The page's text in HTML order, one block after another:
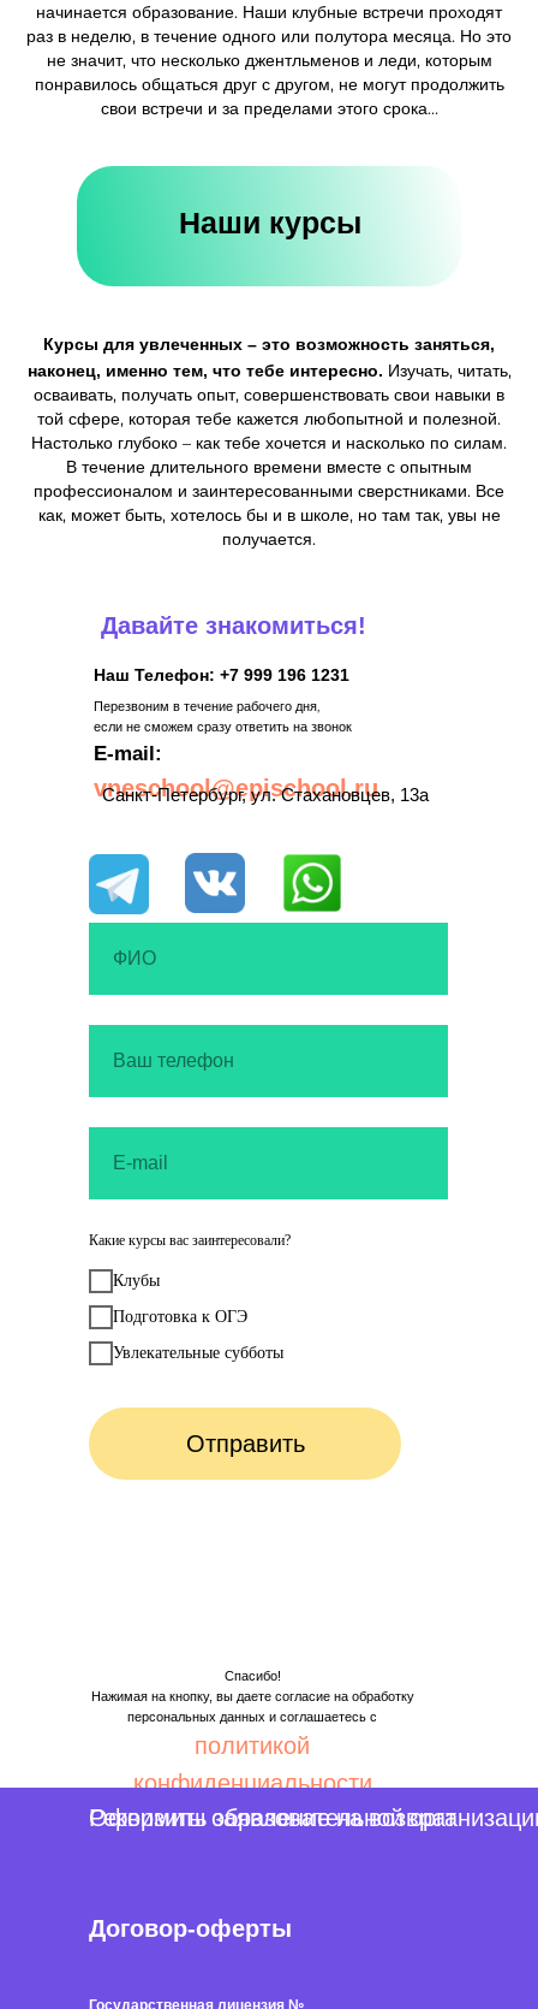
начинается образование. Наши клубные встречи проходят
раз в неделю, в течение одного или полутора месяца. Но это
не значит, что несколько джентльменов и леди, которым
понравилось общаться друг с другом, не могут продолжить
свои встречи и за пределами этого срока…
Наши курсы
Курсы для увлеченных – это возможность заняться,
наконец, именно тем, что тебе интересно. Изучать, читать,
осваивать, получать опыт, совершенствовать свои навыки в
той сфере, которая тебе кажется любопытной и полезной.
Настолько глубоко – как тебе хочется и насколько по силам.
В течение длительного времени вместе с опытным
профессионалом и заинтересованными сверстниками. Все
как, может быть, хотелось бы и в школе, но там так, увы не
получается.
Давайте знакомиться!
Наш Телефон: +7 999 196 1231
E-mail:
vneschool@epischool.ru
Санкт-Петербург, ул. Стахановцев, 13а
Перезвоним в течение рабочего дня,
если не сможем сразу ответить на звонок
Спасибо!
Нажимая на кнопку, вы даете согласие на обработку
персональных данных и соглашаетесь c
политикой
конфиденциальности
Какие курсы вас заинтересовали?
Клубы
Подготовка к ОГЭ
Увлекательные субботы
Отправить
Реквизиты образовательной
Оформить заявление на возврат
Договор-оферты
Государственная лицензия №